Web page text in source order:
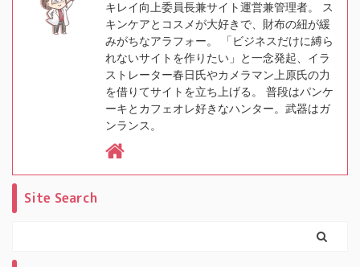
キレイ向上委員長兼サイト運営兼管理者。 ス
キンケアとコスメが大好きで、財布の紐が緩
みがちなアラフォー。 「ビジネスだけに縛ら
れないサイトを作りたい」と一念発起、イラ
ストレーター春日氏やカメラマン上原氏の力
を借りてサイトを立ち上げる。 普段はパンケ
ーキとカフェオレ好きなハンター。武器はガ
ンランス。
Site Search